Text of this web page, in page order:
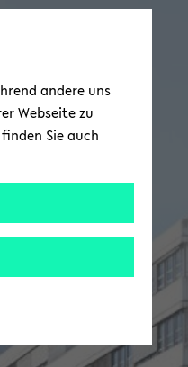
andere uns
Webseite zu
Sie auch